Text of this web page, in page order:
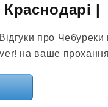
|
про
на ваше